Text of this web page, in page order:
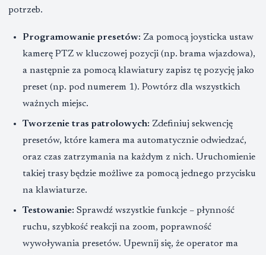
potrzeb.
Programowanie presetów: Za pomocą joysticka ustaw
kamerę PTZ w kluczowej pozycji (np. brama wjazdowa),
a następnie za pomocą klawiatury zapisz tę pozycję jako
preset (np. pod numerem 1). Powtórz dla wszystkich
ważnych miejsc.
Tworzenie tras patrolowych: Zdefiniuj sekwencję
presetów, które kamera ma automatycznie odwiedzać,
oraz czas zatrzymania na każdym z nich. Uruchomienie
takiej trasy będzie możliwe za pomocą jednego przycisku
na klawiaturze.
Testowanie: Sprawdź wszystkie funkcje – płynność
ruchu, szybkość reakcji na zoom, poprawność
wywoływania presetów. Upewnij się, że operator ma